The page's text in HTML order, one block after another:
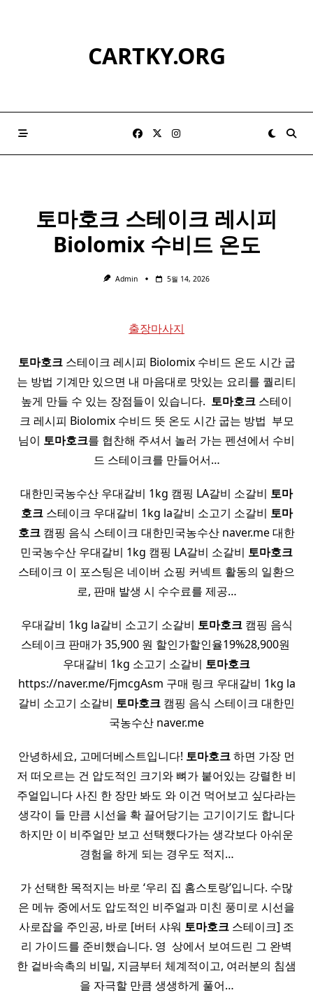
CARTKY.ORG
토마호크 스테이크 레시피
Biolomix 수비드 온도
Admin 5월 14, 2026
출장마사지
토마호크스테이크 레시피 Biolomix 수비드 온도 시간 굽
는 방법 기계만 있으면 내 마음대로 맛있는 요리를 퀄리티
높게 만들 수 있는 장점들이 있습니다. ​ 토마호크 스테이
크 레시피 Biolomix 수비드 뜻 온도 시간 굽는 방법 ​ 부모
님이 토마호크를 협찬해 주셔서 놀러 가는 펜션에서 수비
드 스테이크를 만들어서…
대한민국농수산 우대갈비 1kg 캠핑 LA갈비 소갈비 토마
호크스테이크 우대갈비 1kg la갈비 소고기 소갈비 토마
호크 캠핑 음식 스테이크 대한민국농수산 naver.me 대한
민국농수산 우대갈비 1kg 캠핑 LA갈비 소갈비 토마호크
스테이크 이 포스팅은 네이버 쇼핑 커넥트 활동의 일환으
로, 판매 발생 시 수수료를 제공…
우대갈비 1kg la갈비 소고기 소갈비 토마호크캠핑 음식
스테이크 판매가 35,900 원 할인가할인율19%28,900원 ​
우대갈비 1kg 소고기 소갈비 토마호크
https://naver.me/FjmcgAsm 구매 링크 우대갈비 1kg la
갈비 소고기 소갈비 토마호크 캠핑 음식 스테이크 대한민
국농수산 naver.me
안녕하세요, 고메더베스트입니다! 토마호크하면 가장 먼
저 떠오르는 건 압도적인 크기와 뼈가 붙어있는 강렬한 비
주얼입니다 사진 한 장만 봐도 와 이건 먹어보고 싶다라는
생각이 들 만큼 시선을 확 끌어당기는 고기이기도 합니다
하지만 이 비주얼만 보고 선택했다가는 생각보다 아쉬운
경험을 하게 되는 경우도 적지…
가 선택한 목적지는 바로 ‘우리 집 홈스토랑’입니다. 수많
은 메뉴 중에서도 압도적인 비주얼과 미친 풍미로 시선을
사로잡을 주인공, 바로 [버터 샤워 토마호크 스테이크] 조
리 가이드를 준비했습니다. 영 ​ 상에서 보여드린 그 완벽
한 겉바속촉의 비밀, 지금부터 체계적이고, 여러분의 침샘
을 자극할 만큼 생생하게 풀어…